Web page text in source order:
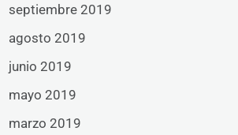
septiembre 2019
agosto 2019
junio 2019
mayo 2019
marzo 2019